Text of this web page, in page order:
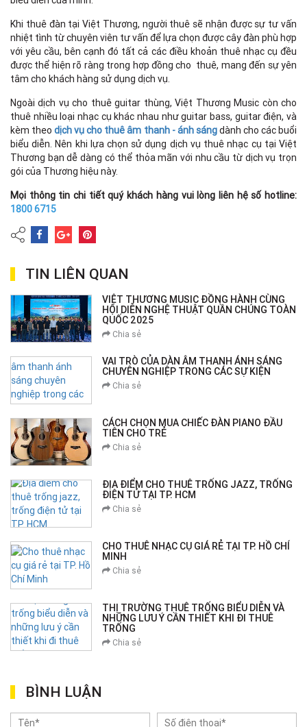
Khi thuê đàn tại Việt Thương, người thuê sẽ nhận được sự tư vấn
nhiệt tình từ chuyên viên tư vấn để lựa chọn được cây đàn phù hợp
với yêu cầu, bên cạnh đó tất cả các điều khoản thuê nhạc cụ đều
được thể hiện rõ ràng trong hợp đồng cho thuê, mang đến sự yên
tâm cho khách hàng sử dụng dịch vụ.
Ngoài dịch vụ cho thuê guitar thùng, Việt Thương Music còn cho
thuê nhiều loại nhạc cụ khác nhau như guitar bass, guitar điện, và
kèm theodịch vụ cho thuê âm thanh - ánh sángdành cho các buổi
biểu diễn. Nên khi lựa chọn sử dụng dịch vụ thuê nhạc cụ tại Việt
Thương bạn dễ dàng có thể thỏa mãn với nhu cầu từ dịch vụ trọn
gói của Thương hiệu này.
Mọi thông tin chi tiết quý khách hàng vui lòng liên hệ số hotline:
1800 6715
TIN LIÊN QUAN
VIỆT THƯƠNG MUSIC ĐỒNG HÀNH CÙNG
HỘI DIỄN NGHỆ THUẬT QUẦN CHÚNG TOÀN
QUỐC 2025
Chia sẻ
VAI TRÒ CỦA DÀN ÂM THANH ÁNH SÁNG
CHUYÊN NGHIỆP TRONG CÁC SỰ KIỆN
Chia sẻ
CÁCH CHỌN MUA CHIẾC ĐÀN PIANO ĐẦU
TIÊN CHO TRẺ
Chia sẻ
ĐỊA ĐIỂM CHO THUÊ TRỐNG JAZZ, TRỐNG
ĐIỆN TỬ TẠI TP. HCM
Chia sẻ
CHO THUÊ NHẠC CỤ GIÁ RẺ TẠI TP. HỒ CHÍ
MINH
Chia sẻ
THỊ TRƯỜNG THUÊ TRỐNG BIỂU DIỄN VÀ
NHỮNG LƯU Ý CẦN THIẾT KHI ĐI THUÊ
TRỐNG
Chia sẻ
BÌNH LUẬN